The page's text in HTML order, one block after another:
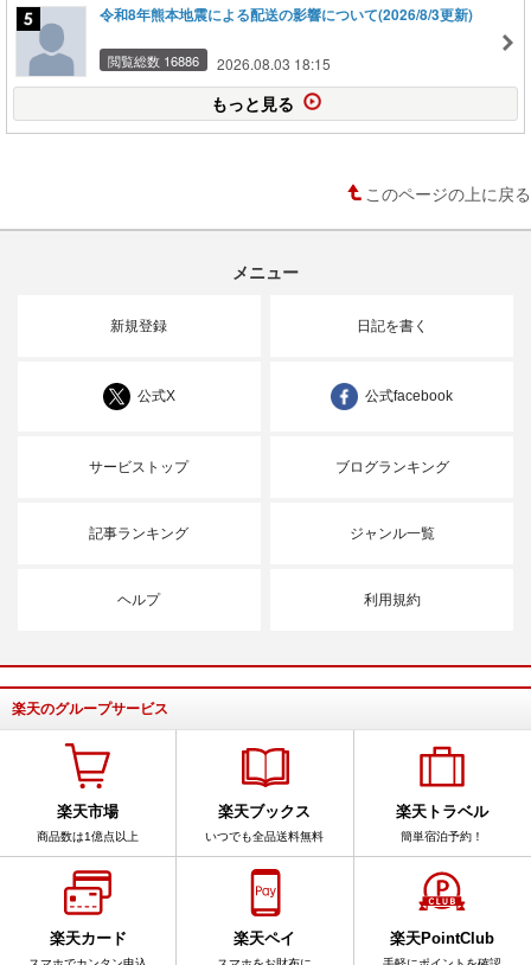
令和8年熊本地震による配送の影響について(2026/8/3更新)
閲覧総数 16886 2026.08.03 18:15
もっと見る
このページの上に戻る
メニュー
新規登録 日記を書く
公式X 公式facebook
サービストップ ブログランキング
記事ランキング ジャンル一覧
ヘルプ 利用規約
楽天のグループサービス
楽天市場
商品数は1億点以上
楽天ブックス
いつでも全品送料無料
楽天トラベル
簡単宿泊予約！
楽天カード 楽天ペイ 楽天PointClub